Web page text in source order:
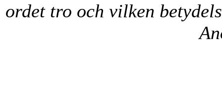
ordet tro och vilken